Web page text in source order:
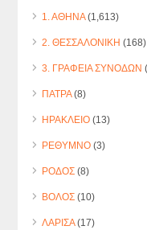
1. ΑΘΗΝΑ(1,613)
2. ΘΕΣΣΑΛΟΝΙΚΗ (168)
3. ΓΡΑΦΕΙΑ ΣΥΝΟΔΩΝ
ΠΑΤΡΑ(8)
ΗΡΑΚΛΕΙΟ (13)
ΡΕΘΥΜΝΟ (3)
ΡΟΔΟΣ (8)
ΒΟΛΟΣ (10)
ΛΑΡΙΣΑ(17)